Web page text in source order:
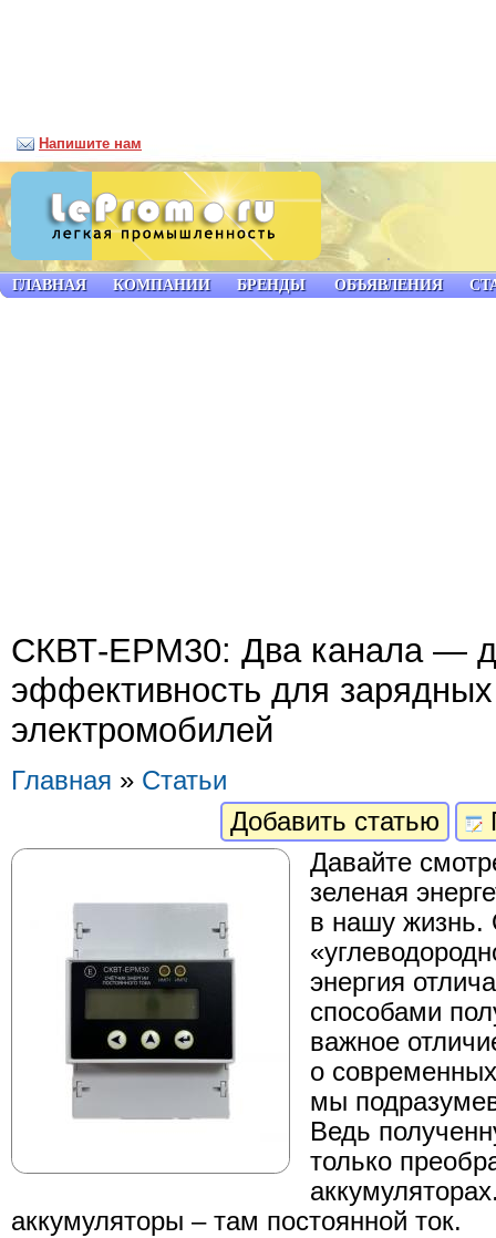
СКВТ-EPM30: Два канала —
эффективность для
электромобилей
Главная » Статьи
Добавить статью
Давайте
зеленая
в нашу жизнь.
энергия
способами
важное
о
мы
Ведь
только
аккумуляторы – там постоянной ток.
ГЛАВНАЯ КОМПАНИИ БРЕНДЫ ОБЪЯВЛЕНИЯ
Напишите нам